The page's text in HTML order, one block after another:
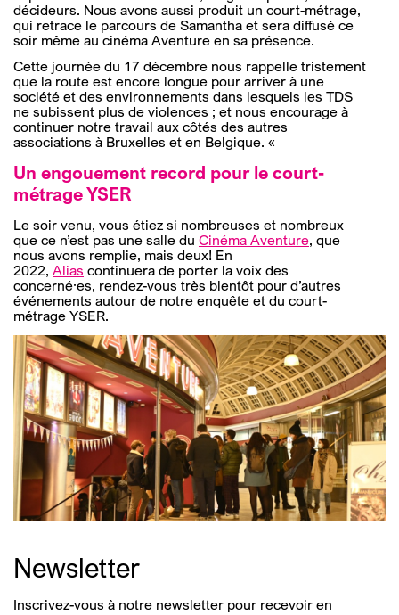
décideurs. Nous avons aussi produit un court-métrage,
qui retrace le parcours de Samantha et sera diffusé ce
soir même au cinéma Aventure en sa présence.
Cette journée du 17 décembre nous rappelle tristement
que la route est encore longue pour arriver à une
société et des environnements dans lesquels les TDS
ne subissent plus de violences ; et nous encourage à
continuer notre travail aux côtés des autres
associations à Bruxelles et en Belgique. «
Un engouement record pour le court-
métrage YSER
Le soir venu, vous étiez si nombreuses et nombreux
que ce n’est pas une salle du Cinéma Aventure, que
nous avons remplie, mais deux! En
2022, Alias continuera de porter la voix des
concerné·es, rendez-vous très bientôt pour d’autres
événements autour de notre enquête et du court-
métrage YSER.
Newsletter
Inscrivez-vous à notre newsletter pour recevoir en